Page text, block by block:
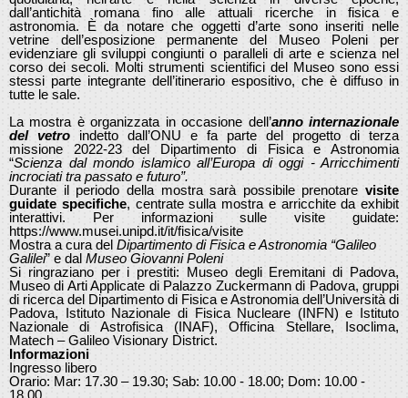
dall’antichità romana fino alle attuali ricerche in fisica e
astronomia. È da notare che oggetti d’arte sono inseriti nelle
vetrine dell’esposizione permanente del Museo Poleni per
evidenziare gli sviluppi congiunti o paralleli di arte e scienza nel
corso dei secoli. Molti strumenti scientifici del Museo sono essi
stessi parte integrante dell’itinerario espositivo, che è diffuso in
tutte le sale.
La mostra è organizzata in occasione dell’anno internazionale
del vetro indetto dall’ONU e fa parte del progetto di terza
missione 2022-23 del Dipartimento di Fisica e Astronomia
“Scienza dal mondo islamico all’Europa di oggi - Arricchimenti
incrociati tra passato e futuro”.
Durante il periodo della mostra sarà possibile prenotare visite
guidate specifiche, centrate sulla mostra e arricchite da exhibit
interattivi. Per informazioni sulle visite guidate:
https://www.musei.unipd.it/it/fisica/visite
Mostra a cura del Dipartimento di Fisica e Astronomia “Galileo
Galilei” e dal Museo Giovanni Poleni
Si ringraziano per i prestiti: Museo degli Eremitani di Padova,
Museo di Arti Applicate di Palazzo Zuckermann di Padova, gruppi
di ricerca del Dipartimento di Fisica e Astronomia dell’Università di
Padova, Istituto Nazionale di Fisica Nucleare (INFN) e Istituto
Nazionale di Astrofisica (INAF), Officina Stellare, Isoclima,
Matech – Galileo Visionary District.
Informazioni
Ingresso libero
Orario: Mar: 17.30 – 19.30; Sab: 10.00 - 18.00; Dom: 10.00 -
18.00